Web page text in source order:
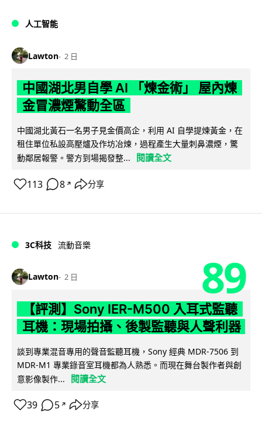
人工智能
Lawton 2 日
中國湖北男自學 AI 「煉金術」 屋內煉
金冒濃煙驚動全區
中國湖北黃石一名男子見金價高企，利用 AI 自學提煉黃金，在
租住單位私設高壓爐及作坊冶煉，過程產生大量刺鼻濃煙，驚
動鄰居報警。警方到場揭發整...
閱讀全文
113 8 ↗ 分享
3C科技 流動音樂
Lawton 2 日 89
【評測】Sony IER-M500 入耳式監聽
耳機：現場拍攝、後製監聽與人聲利器
談到專業混音專用的聲音監聽耳機，Sony 經典 MDR-7506 到
MDR-M1 專業錄音室耳機都為人熟悉。而現在舞台製作者與創
意影像製作...
閱讀全文
39 5 ↗ 分享